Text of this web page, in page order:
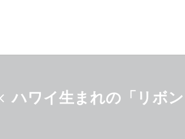
ハワイ生まれの「リボ